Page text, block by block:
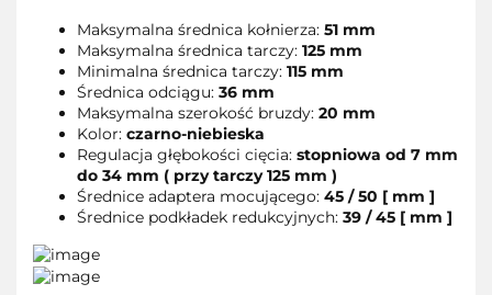
Maksymalna średnica kołnierza: 51 mm
Maksymalna średnica tarczy: 125 mm
Minimalna średnica tarczy: 115 mm
Średnica odciągu: 36 mm
Maksymalna szerokość bruzdy: 20 mm
Kolor: czarno-niebieska
Regulacja głębokości cięcia: stopniowa od 7 mm
do 34 mm ( przy tarczy 125 mm )
Średnice adaptera mocującego: 45 / 50 [ mm ]
Średnice podkładek redukcyjnych: 39 / 45 [ mm ]